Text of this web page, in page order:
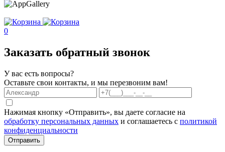
0
Заказать обратный звонок
У вас есть вопросы?
Оставьте свои контакты, и мы перезвоним вам!
Нажимая кнопку «Отправить», вы даете согласие на
обработку персональных данных и соглашаетесь с политикой
конфиденциальности
Отправить